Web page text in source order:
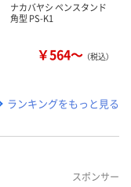
ナカバヤシ ペンスタンド
角型 PS-K1
￥564～ （税込）
ランキングをもっと見る
スポンサー